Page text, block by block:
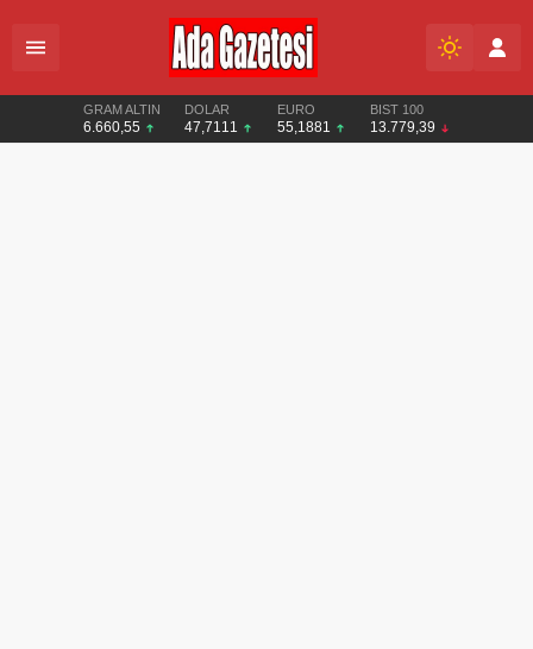
GRAM ALTIN
6.660,55
DOLAR
47,7111
EURO
55,1881
BIST 100
13.779,39